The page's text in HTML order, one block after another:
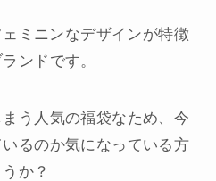
ミニンなデザインが特徴
ンドです。
う人気の福袋なため、今
るのか気になっている方
か？